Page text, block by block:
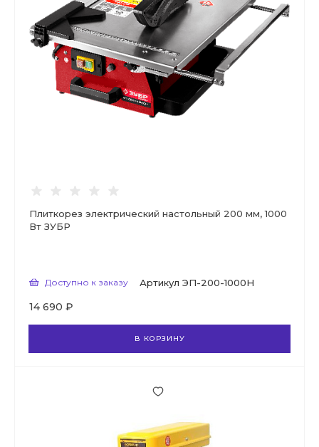
Плиткорез электрический настольный 200 мм, 1000
Вт ЗУБР
Доступно к заказу Артикул ЭП-200-1000Н
14 690 ₽
В КОРЗИНУ